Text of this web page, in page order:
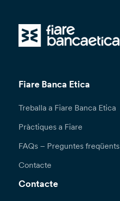
Fiare Banca Etica
Treballa a Fiare Banca Etica
Pràctiques a Fiare
FAQs – Preguntes freqüents
Contacte
Contacte